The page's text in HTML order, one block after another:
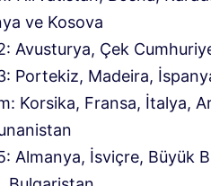
ve Kosova
Avusturya, Çek
Portekiz, Madeira,
Korsika, Fransa, İtalya,
Almanya, İsviçre, Büyük